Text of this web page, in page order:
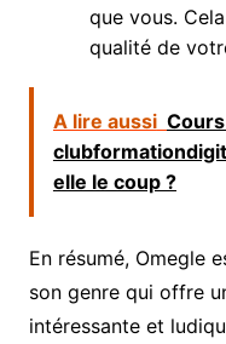
que vous.
qualité de
A lire aussi
elle le coup ?
En résumé, Omegle
son genre qui offre
intéressante et